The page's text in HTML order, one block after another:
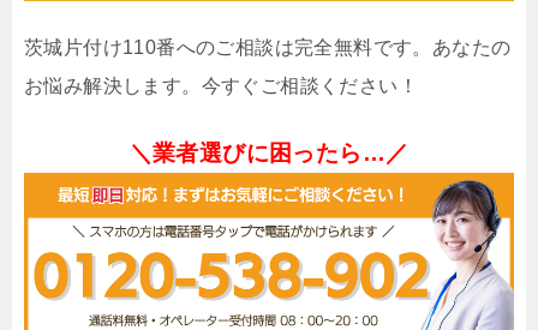
茨城片付け110番へのご相談は完全無料です。あなたの
お悩み解決します。今すぐご相談ください！
＼業者選びに困ったら…／